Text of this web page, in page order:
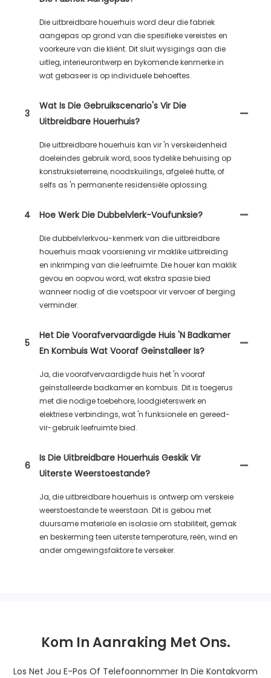
Die uitbreidbare houerhuis word deur die fabriek
aangepas op grond van die spesifieke vereistes en
voorkeure van die kliënt. Dit sluit wysigings aan die
uitleg, interieurontwerp en bykomende kenmerke in
wat gebaseer is op individuele behoeftes.
3
Wat Is Die Gebruikscenario's Vir Die
Uitbreidbare Houerhuis?
Die uitbreidbare houerhuis kan vir 'n verskeidenheid
doeleindes gebruik word, soos tydelike behuising op
konstruksieterreine, noodskuilings, afgeleë hutte, of
selfs as 'n permanente residensiële oplossing.
4 Hoe Werk Die Dubbelvlerk-Voufunksie?
Die dubbelvlerkvou-kenmerk van die uitbreidbare
houerhuis maak voorsiening vir maklike uitbreiding
en inkrimping van die leefruimte. Die houer kan maklik
gevou en oopvou word, wat ekstra spasie bied
wanneer nodig of die voetspoor vir vervoer of berging
verminder.
5
Het Die Voorafvervaardigde Huis 'n Badkamer
En Kombuis Wat Vooraf Geïnstalleer Is?
Ja, die voorafvervaardigde huis het 'n vooraf
geïnstalleerde badkamer en kombuis. Dit is toegerus
met die nodige toebehore, loodgieterswerk en
elektriese verbindings, wat 'n funksionele en gereed-
vir-gebruik leefruimte bied.
6
Is Die Uitbreidbare Houerhuis Geskik Vir
Uiterste Weerstoestande?
Ja, die uitbreidbare houerhuis is ontwerp om verskeie
weerstoestande te weerstaan. Dit is gebou met
duursame materiale en isolasie om stabiliteit, gemak
en beskerming teen uiterste temperature, reën, wind en
ander omgewingsfaktore te verseker.
Kom In Aanraking Met Ons.
Los Net Jou E-Pos Of Telefoonnommer In Die Kontakvorm